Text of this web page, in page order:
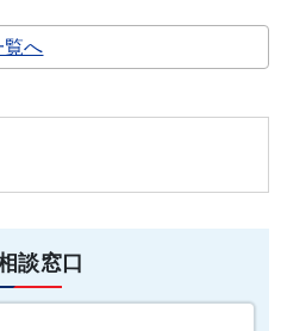
覧へ
談窓口